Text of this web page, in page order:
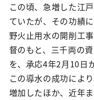
この頃、急増した江
ていたが、その功績
野火止用水の開削工
督のもと、三千両の
を、承応4年2月10日
この導水の成功によ
増加したほか、近年